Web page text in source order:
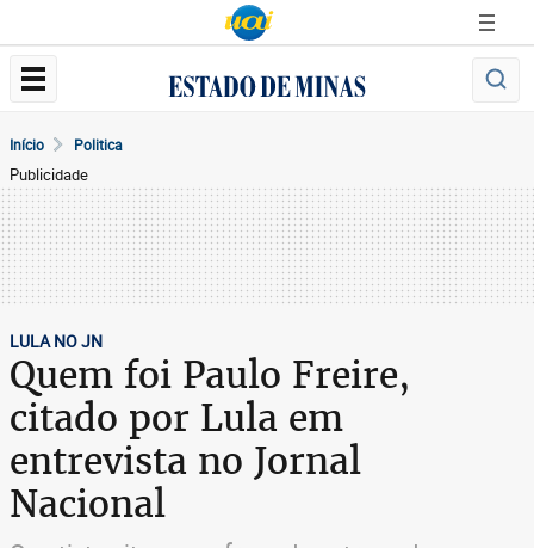
Início Politica
Publicidade
LULA NO JN
Quem foi Paulo Freire,
citado por Lula em
entrevista no Jornal
Nacional